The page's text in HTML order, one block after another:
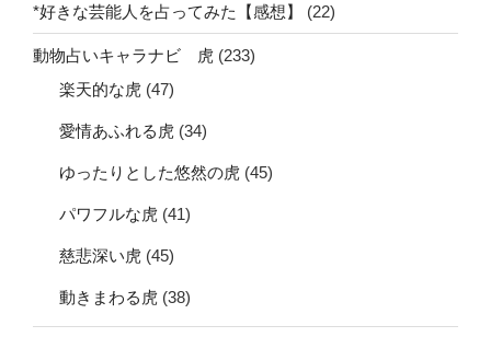
*好きな芸能人を占ってみた【感想】 (22)
動物占いキャラナビ 虎 (233)
楽天的な虎 (47)
愛情あふれる虎 (34)
ゆったりとした悠然の虎 (45)
パワフルな虎 (41)
慈悲深い虎 (45)
動きまわる虎 (38)